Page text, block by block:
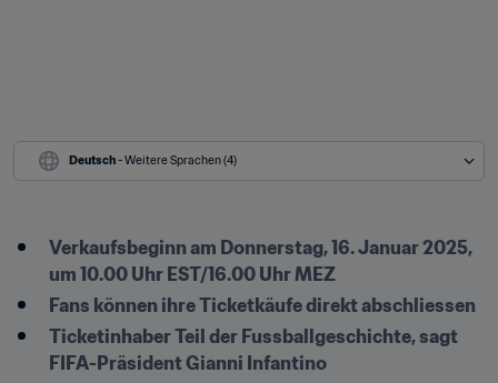
Deutsch - Weitere Sprachen (4)
Verkaufsbeginn am Donnerstag, 16. Januar 2025,
um 10.00 Uhr EST/16.00 Uhr MEZ
Fans können ihre Ticketkäufe direkt abschliessen
Ticketinhaber Teil der Fussballgeschichte, sagt
FIFA-Präsident Gianni Infantino